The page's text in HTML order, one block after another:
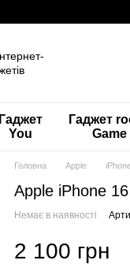
Гаджет
You
Гаджет
Game
Головна Apple
Apple iPhone
Немає в наявності
2 100 грн